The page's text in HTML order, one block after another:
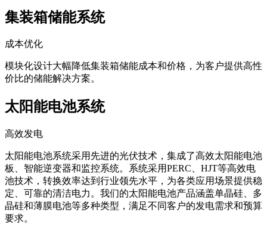
集装箱储能系统
成本优化
模块化设计大幅降低集装箱储能成本和价格，为客户提供高性
价比的储能解决方案。
太阳能电池系统
高效发电
太阳能电池系统采用先进的光伏技术，集成了高效太阳能电池
板、智能逆变器和监控系统。系统采用PERC、HJT等高效电
池技术，转换效率达到行业领先水平，为各类应用场景提供稳
定、可靠的清洁电力。我们的太阳能电池产品涵盖单晶硅、多
晶硅和薄膜电池等多种类型，满足不同客户的发电需求和预算
要求。